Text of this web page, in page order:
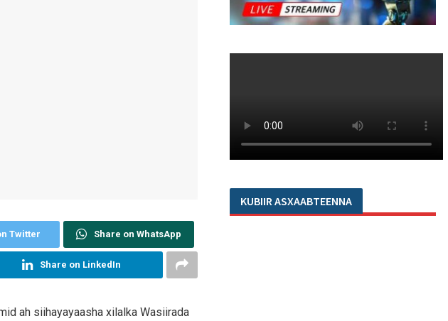
Twitter Share on WhatsApp
Share on LinkedIn
ah siihayayaasha xilalka Wasiirada
KUBIIR ASXAABTEENNA